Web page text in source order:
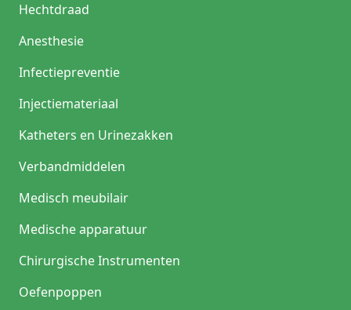
Hechtdraad
Anesthesie
Infectiepreventie
Injectiemateriaal
Katheters en Urinezakken
Verbandmiddelen
Medisch meubilair
Medische apparatuur
Chirurgische Instrumenten
Oefenpoppen